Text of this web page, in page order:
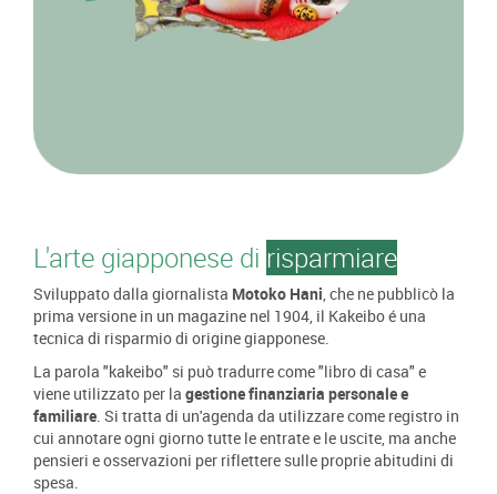
L'arte giapponese di risparmiare
Sviluppato dalla giornalista Motoko Hani , che ne pubblicò la
prima versione in un magazine nel 1904, il Kakeibo é una
tecnica di risparmio di origine giapponese.
La parola "kakeibo" si può tradurre come "libro di casa" e
viene utilizzato per la gestione finanziaria personale e
familiare . Si tratta di un'agenda da utilizzare come registro in
cui annotare ogni giorno tutte le entrate e le uscite, ma anche
pensieri e osservazioni per riflettere sulle proprie abitudini di
spesa.